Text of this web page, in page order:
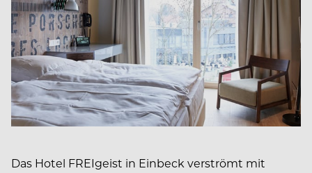
Das Hotel FREIgeist in Einbeck verströmt mit